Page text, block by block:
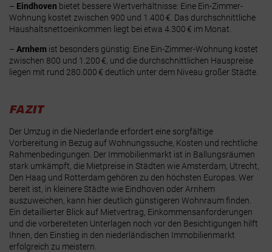
– Eindhoven bietet bessere Wertverhältnisse: Eine Ein-Zimmer-
Wohnung kostet zwischen 900 und 1.400 € . Das durchschnittliche
Haushaltsnettoeinkommen liegt bei etwa 4.300 € im Monat.
– Arnhem ist besonders günstig: Eine Ein-Zimmer-Wohnung kostet
zwischen 800 und 1.200 € , und die durchschnittlichen Hauspreise
liegen mit rund 280.000 € deutlich unter dem Niveau großer Städte
FAZIT
Der Umzug in die Niederlande erfordert eine sorgfältige
Vorbereitung in Bezug auf Wohnungssuche, Kosten und rechtliche
Rahmenbedingungen. Der Immobilienmarkt ist in Ballungsräumen
stark umkämpft, die Mietpreise in Städten wie Amsterdam, Utrecht,
Den Haag und Rotterdam gehören zu den höchsten Europas. Wer
bereit ist, in kleinere Städte wie Eindhoven oder Arnhem
auszuweichen, kann hier deutlich günstigeren Wohnraum finden.
Ein detaillierter Blick auf Mietvertrag, Einkommensanforderungen
und die vorbereiteten Unterlagen noch vor den Besichtigungen hilft
Ihnen, den Einstieg in den niederländischen Immobilienmarkt
erfolgreich zu meistern.